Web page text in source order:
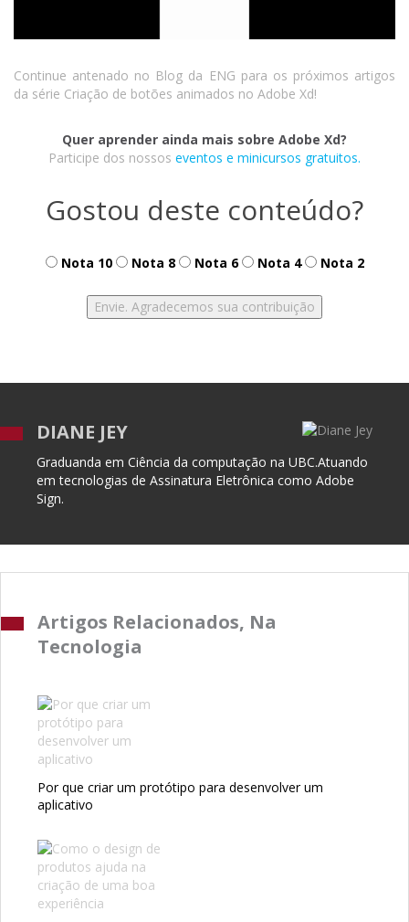
Continue antenado no Blog da ENG para os próximos artigos
da série Criação de botões animados no Adobe Xd!
Quer aprender ainda mais sobre Adobe Xd?
Participe dos nossos eventos e minicursos gratuitos.
Gostou deste conteúdo?
Nota 10 Nota 8 Nota 6 Nota 4 Nota 2
DIANE JEY
Graduanda em Ciência da computação na UBC.Atuando
em tecnologias de Assinatura Eletrônica como Adobe
Sign.
Artigos Relacionados, Na
Tecnologia
Por que criar um protótipo para desenvolver um
aplicativo